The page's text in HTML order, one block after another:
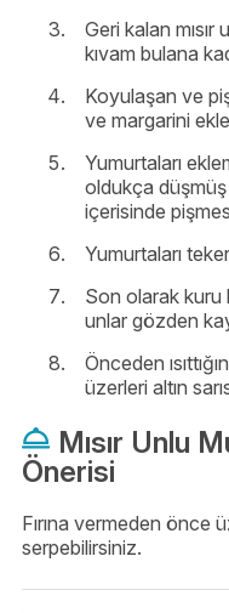
Geri kalan
kıvam bulana
Koyulaşan ve
ve margarini
Yumurtaları
oldukça
içerisinde
Yumurtaları
Son olarak kuru
unlar gözden
Önceden
üzerleri altın
Mısır Unlu
Önerisi
Fırına vermeden önce
serpebilirsiniz.